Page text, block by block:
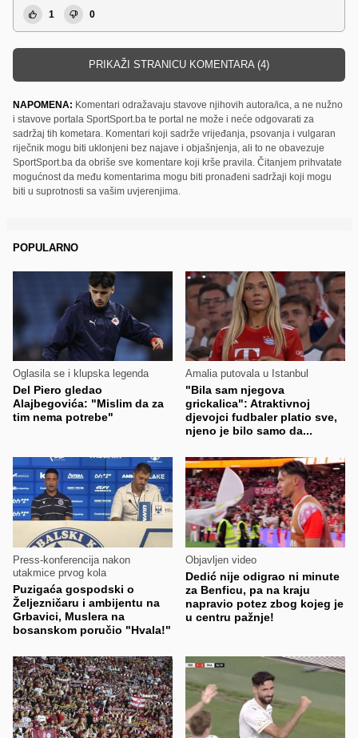
1 0
PRIKAŽI STRANICU KOMENTARA (4)
NAPOMENA: Komentari odražavaju stavove njihovih autora/ica, a ne nužno
i stavove portala SportSport.ba te portal ne može i neće odgovarati za
sadržaj tih kometara. Komentari koji sadrže vrijeđanja, psovanja i vulgaran
riječnik mogu biti uklonjeni bez najave i objašnjenja, ali to ne obavezuje
SportSport.ba da obriše sve komentare koji krše pravila. Čitanjem prihvatate
mogućnost da među komentarima mogu biti pronađeni sadržaji koji mogu
biti u suprotnosti sa vašim uvjerenjima.
POPULARNO
Oglasila se i klupska legenda
Del Piero gledao
Alajbegovića: "Mislim da za
tim nema potrebe"
Amalia putovala u Istanbul
"Bila sam njegova
grickalica": Atraktivnoj
djevojci fudbaler platio sve,
njeno je bilo samo da...
Press-konferencija nakon
utakmice prvog kola
Puzigaća gospodski o
Željezničaru i ambijentu na
Grbavici, Muslera na
bosanskom poručio "Hvala!"
Objavljen video
Dedić nije odigrao ni minute
za Benficu, pa na kraju
napravio potez zbog kojeg je
u centru pažnje!